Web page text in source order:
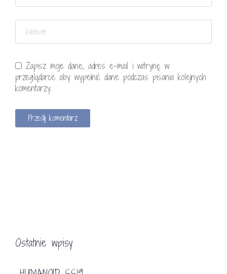
Zapisz moje dane, adres e-mail i witrynę w
przeglądarce aby wypełnić dane podczas pisania kolejnych
komentarzy.
Ostatnie wpisy